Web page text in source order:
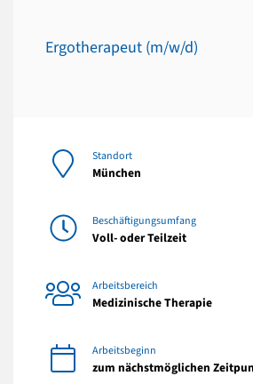
Ergotherapeut (m/w/d)
Standort
München
Beschäftigungsumfang
Voll- oder Teilzeit
Arbeitsbereich
Medizinische Therapie
Arbeitsbeginn
zum nächstmöglichen